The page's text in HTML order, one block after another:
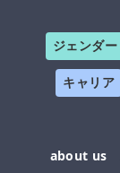
ジェンダー
キャリア
about us